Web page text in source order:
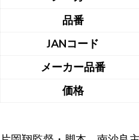
品番
JANコード
メーカー品番
価格